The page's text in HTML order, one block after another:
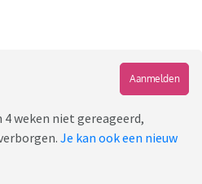
Aanmelden
weken niet gereageerd,
Je kan ook een nieuw